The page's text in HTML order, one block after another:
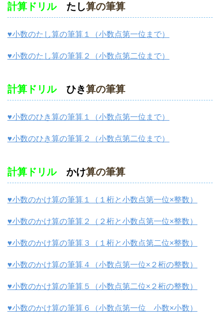
計算ドリル たし算の筆算
♥小数のたし算の筆算１（小数点第一位まで）
♥小数のたし算の筆算２（小数点第二位まで）
計算ドリル ひき算の筆算
♥小数のひき算の筆算１（小数点第一位まで）
♥小数のひき算の筆算２（小数点第二位まで）
計算ドリル かけ算の筆算
♥小数のかけ算の筆算１（１桁と小数点第一位×整数）
♥小数のかけ算の筆算２（２桁と小数点第一位×整数）
♥小数のかけ算の筆算３（１桁と小数点第二位×整数）
♥小数のかけ算の筆算４（小数点第一位×２桁の整数）
♥小数のかけ算の筆算５（小数点第二位×２桁の整数）
♥小数のかけ算の筆算６（小数点第一位 小数×小数）